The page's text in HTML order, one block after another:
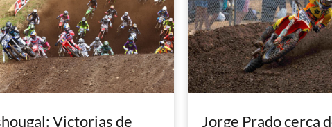
Victorias de
Jorge Prado cerca